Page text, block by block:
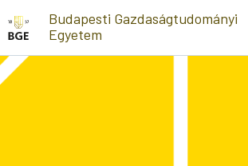
Ugrás a tartalomra
Budapesti Gazdaságtudományi
Egyetem